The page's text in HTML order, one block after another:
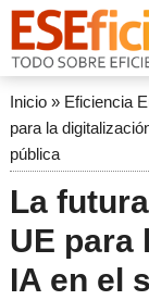
Inicio» Eficiencia
para la
pública
La
UE para
IA en el